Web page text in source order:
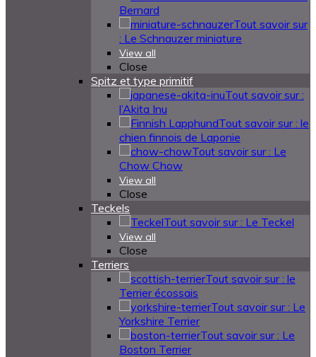
Bernard
Tout savoir sur
: Le Schnauzer miniature
View all
Close
Spitz et type primitif
Tout savoir sur :
l’Akita Inu
Tout savoir sur : le
chien finnois de Laponie
Tout savoir sur : Le
Chow Chow
View all
Close
Teckels
Tout savoir sur : Le Teckel
View all
Close
Terriers
Tout savoir sur : le
Terrier écossais
Tout savoir sur : Le
Yorkshire Terrier
Tout savoir sur : Le
Boston Terrier